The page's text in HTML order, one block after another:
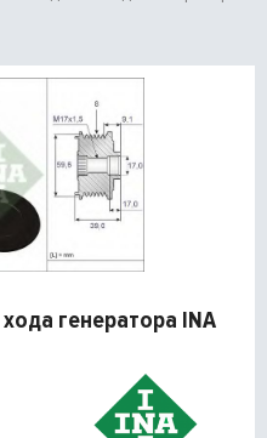
генератора INA